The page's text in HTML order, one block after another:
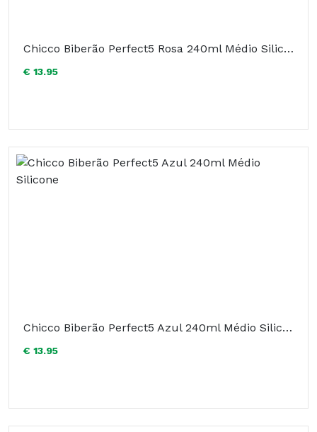
Chicco Biberão Perfect5 Rosa 240ml Médio Silicone
€ 13.95
Chicco Biberão Perfect5 Azul 240ml Médio Silicone
€ 13.95